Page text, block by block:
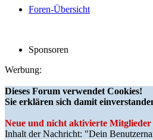
Foren-Übersicht
Sponsoren
Werbung:
Dieses Forum verwendet Cookies!
Sie erklären sich damit
Neue und nicht aktivierte
Inhalt der Nachricht: "Dein